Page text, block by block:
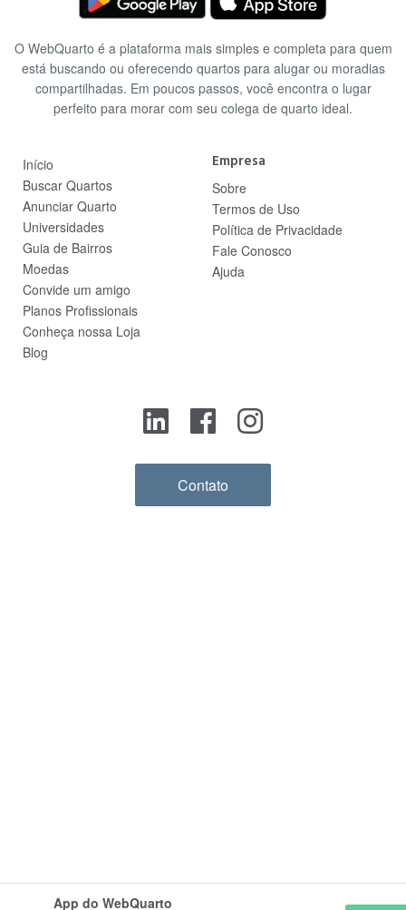
App do WebQuarto
O WebQuarto é a plataforma mais simples e completa para quem
está buscando ou oferecendo quartos para alugar ou moradias
compartilhadas. Em poucos passos, você encontra o lugar
perfeito para morar com seu colega de quarto ideal.
Início
Buscar Quartos
Anunciar Quarto
Universidades
Guia de Bairros
Moedas
Convide um amigo
Planos Profissionais
Conheça nossa Loja
Blog
Empresa
Sobre
Termos de Uso
Política de Privacidade
Fale Conosco
Ajuda
Contato